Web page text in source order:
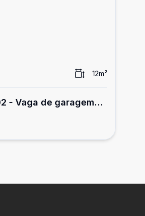
12m²
- Vaga de garagem
Offices, Setor de
(SIG), Brasília, DF